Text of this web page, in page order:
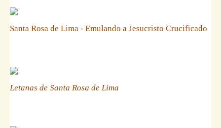
Santa Rosa de Lima - Emulando a Jesucristo Crucificado
Letanas de Santa Rosa de Lima